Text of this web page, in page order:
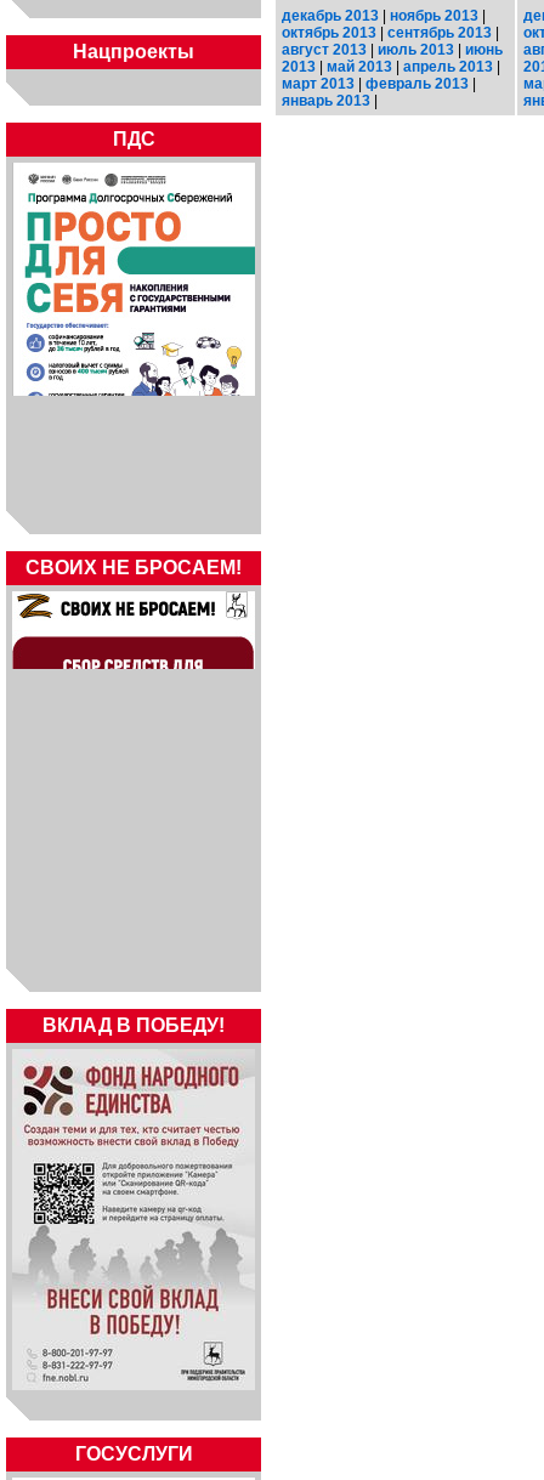
Нацпроекты
ПДС
СВОИХ НЕ БРОСАЕМ!
ВКЛАД В ПОБЕДУ!
ГОСУСЛУГИ
декабрь 2013 | ноябрь 2013 |
октябрь 2013 | сентябрь 2013 |
август 2013 | июль 2013 | июнь
2013 | май 2013 | апрель 2013 |
март 2013 | февраль 2013 |
январь 2013 |